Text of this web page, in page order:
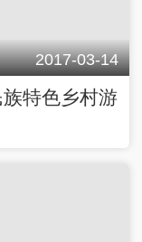
2017-03-14
族特色乡村游